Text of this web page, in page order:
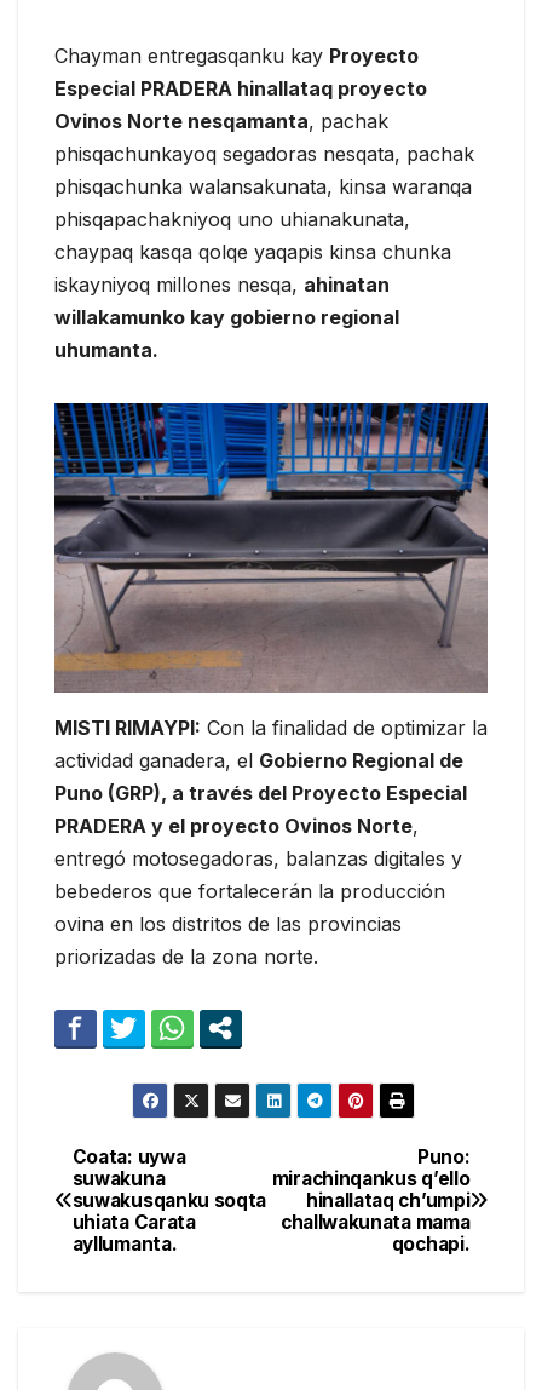
Chayman entregasqanku kay Proyecto
Especial PRADERA hinallataq proyecto
Ovinos Norte nesqamanta, pachak
phisqachunkayoq segadoras nesqata, pachak
phisqachunka walansakunata, kinsa waranqa
phisqapachakniyoq uno uhianakunata,
chaypaq kasqa qolqe yaqapis kinsa chunka
iskayniyoq millones nesqa, ahinatan
willakamunko kay gobierno regional
uhumanta.
MISTI RIMAYPI: Con la finalidad de optimizar la
actividad ganadera, el Gobierno Regional de
Puno (GRP), a través del Proyecto Especial
PRADERA y el proyecto Ovinos Norte,
entregó motosegadoras, balanzas digitales y
bebederos que fortalecerán la producción
ovina en los distritos de las provincias
priorizadas de la zona norte.
Navegación
de
entradas
Puno:
mirachinqankus q’ello
hinallataq ch’umpi
challwakunata mama
qochapi.
Coata: uywa
suwakuna
suwakusqanku soqta
uhiata Carata
ayllumanta.